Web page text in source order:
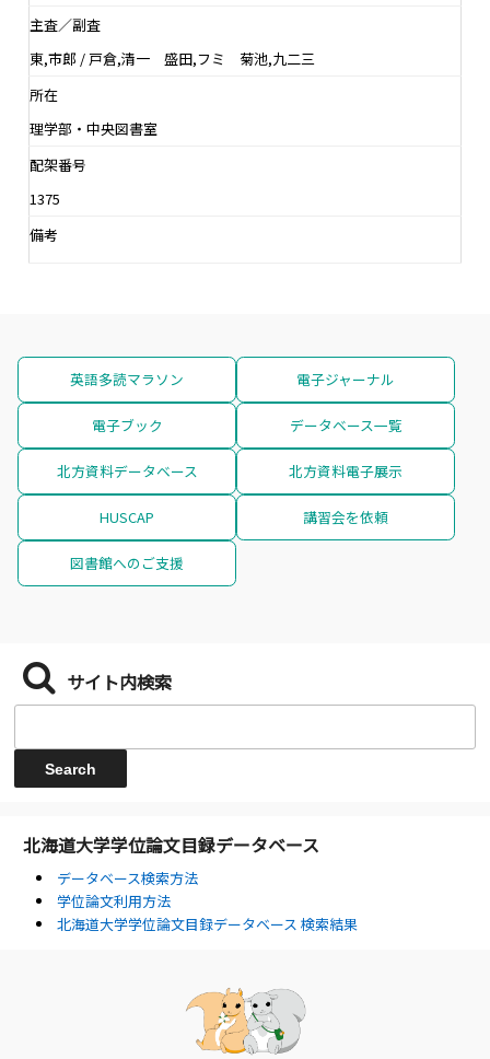
主査／副査
東,市郎 / 戸倉,清一 盛田,フミ 菊池,九二三
所在
理学部・中央図書室
配架番号
1375
備考
英語多読マラソン 電子ジャーナル
電子ブック データベース一覧
北方資料データベース 北方資料電子展示
HUSCAP 講習会を依頼
図書館へのご支援
サイト内検索
北海道大学学位論文目録データベース
データベース検索方法
学位論文利用方法
北海道大学学位論文目録データベース 検索結果